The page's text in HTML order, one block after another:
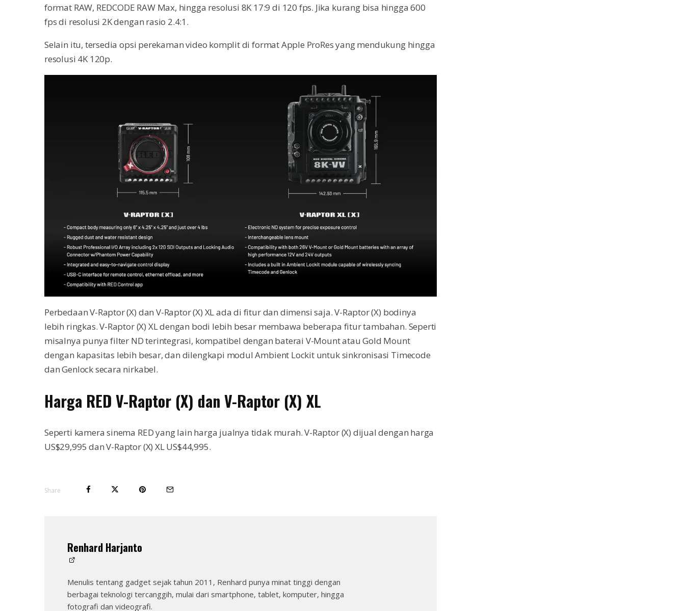
format RAW, REDCODE RAW Max, hingga resolusi 8K 17:9 di 120 fps. Jika kurang bisa hingga 600
fps di resolusi 2K dengan rasio 2.4:1.
Selain itu, tersedia opsi perekaman video komplit di format Apple ProRes yang mendukung hingga
resolusi 4K 120p.
Perbedaan V-Raptor (X) dan V-Raptor (X) XL ada di fitur dan dimensi saja. V-Raptor (X) bodinya
lebih ringkas. V-Raptor (X) XL dengan bodi lebih besar membawa beberapa fitur tambahan. Seperti
misalnya punya filter ND terintegrasi, kompatibel dengan baterai V-Mount atau Gold Mount
dengan kapasitas lebih besar, dan dilengkapi modul Ambient Lockit untuk sinkronisasi Timecode
dan Genlock secara nirkabel.
Harga RED V-Raptor (X) dan V-Raptor (X) XL
Seperti kamera sinema RED yang lain harga jualnya tidak murah. V-Raptor (X) dijual dengan harga
US$29,995 dan V-Raptor (X) XL US$44,995.
Share
Renhard Harjanto
Menulis tentang gadget sejak tahun 2011, Renhard punya minat tinggi dengan
berbagai teknologi tercanggih, mulai dari smartphone, tablet, komputer, hingga
fotografi dan videografi.